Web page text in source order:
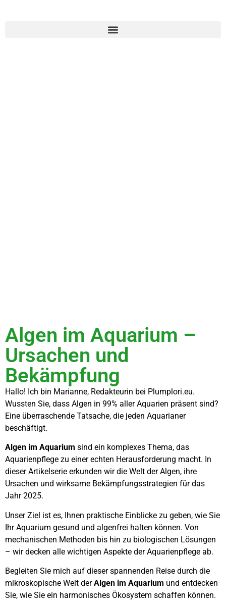
Algen im Aquarium –
Ursachen und
Bekämpfung
Hallo! Ich bin Marianne, Redakteurin bei Plumplori.eu.
Wussten Sie, dass Algen in 99% aller Aquarien präsent sind?
Eine überraschende Tatsache, die jeden Aquarianer
beschäftigt.
Algen im Aquarium sind ein komplexes Thema, das
Aquarienpflege zu einer echten Herausforderung macht. In
dieser Artikelserie erkunden wir die Welt der Algen, ihre
Ursachen und wirksame Bekämpfungsstrategien für das
Jahr 2025.
Unser Ziel ist es, Ihnen praktische Einblicke zu geben, wie Sie
Ihr Aquarium gesund und algenfrei halten können. Von
mechanischen Methoden bis hin zu biologischen Lösungen
– wir decken alle wichtigen Aspekte der Aquarienpflege ab.
Begleiten Sie mich auf dieser spannenden Reise durch die
mikroskopische Welt derAlgen im Aquarium und entdecken
Sie, wie Sie ein harmonisches Ökosystem schaffen können.